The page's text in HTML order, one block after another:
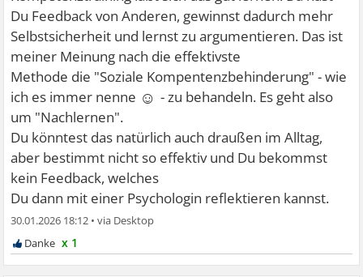
Du Feedback von Anderen, gewinnst dadurch mehr
Selbstsicherheit und lernst zu argumentieren. Das ist
meiner Meinung nach die effektivste
Methode die "Soziale Kompentenzbehinderung" - wie
ich es immer nenne ☺ - zu behandeln. Es geht also
um "Nachlernen".
Du könntest das natürlich auch draußen im Alltag,
aber bestimmt nicht so effektiv und Du bekommst
kein Feedback, welches
Du dann mit einer Psychologin reflektieren kannst.
30.01.2026 18:12 •
x 1